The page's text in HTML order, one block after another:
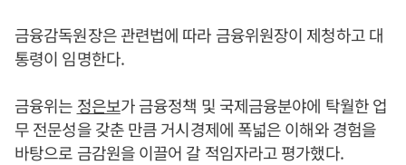
금융감독원장은 관련법에 따라 금융위원장이 제청하고 대
통령이 임명한다.
금융위는 정은보가 금융정책 및 국제금융분야에 탁월한 업
무 전문성을 갖춘 만큼 거시경제에 폭넓은 이해와 경험을
바탕으로 금감원을 이끌어 갈 적임자라고 평가했다.